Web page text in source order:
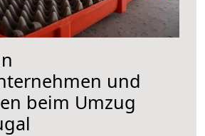
und
beim Umzug